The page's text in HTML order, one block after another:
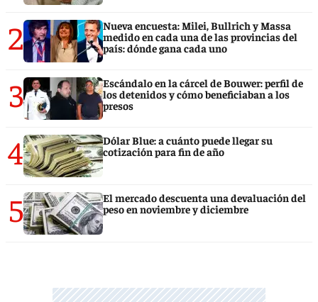
2
Nueva encuesta: Milei, Bullrich y Massa
medido en cada una de las provincias del
país: dónde gana cada uno
3
Escándalo en la cárcel de Bouwer: perfil de
los detenidos y cómo beneficiaban a los
presos
4
Dólar Blue: a cuánto puede llegar su
cotización para fin de año
5
El mercado descuenta una devaluación del
peso en noviembre y diciembre